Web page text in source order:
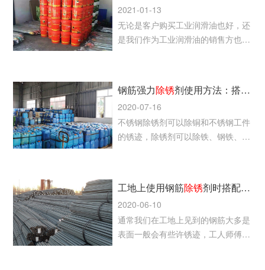
2021-01-13
无论是客户购买工业润滑油也好，还
是我们作为工业润滑油的销售方也
的甚至引发机械设备故障、停车等问
题。
钢筋强力除锈剂使用方法：搭配水性防
2020-07-16
不锈钢除锈剂可以除铜和不锈钢工件
的锈迹，除锈剂可以除铁、钢铁、螺
搭配水性防锈剂效果更好。
工地上使用钢筋除锈剂时搭配高压冲洗设备效果会更好
2020-06-10
通常我们在工地上见到的钢筋大多是
表面一般会有些许锈迹，工人师傅们